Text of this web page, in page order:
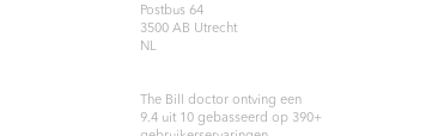
Postbus 64
3500 AB Utrecht
NL
The Bill doctor ontving een
9.4 uit 10 gebasseerd op 390+